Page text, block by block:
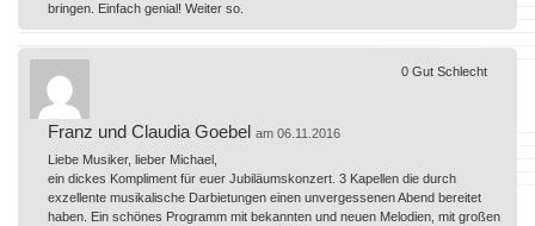
bringen. Einfach genial! Weiter so.
Franz und Claudia Goebel am 06.11.2016
Liebe Musiker, lieber Michael,
ein dickes Kompliment für euer Jubiläumskonzert. 3 Kapellen die durch
exzellente musikalische Darbietungen einen unvergessenen Abend bereitet
haben. Ein schönes Programm mit bekannten und neuen Melodien, mit großen
0 Gut Schlecht